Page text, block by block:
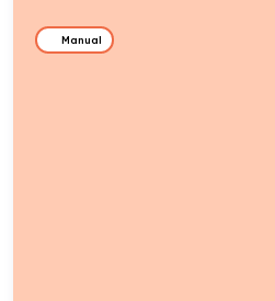
Manual